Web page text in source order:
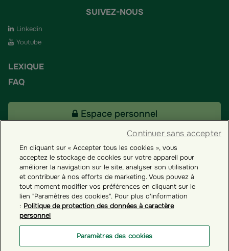
SUIVEZ-NOUS
Linkedin
Youtube
LEXIQUE
FAQ
Espace personnel
Tous nos fonds
Contact
Groupama ES
Paramètres des cookies
En cliquant sur « Accepter tous les cookies », vous
acceptez le stockage de cookies sur votre appareil pour
améliorer la navigation sur le site, analyser son utilisation
et contribuer à nos efforts de marketing. Vous pouvez à
tout moment modifier vos préférences en cliquant sur le
lien "Paramètres des cookies". Pour plus d'information
: Politique de protection des données à caractère
personnel
Paramètres des cookies
Continuer sans accepter